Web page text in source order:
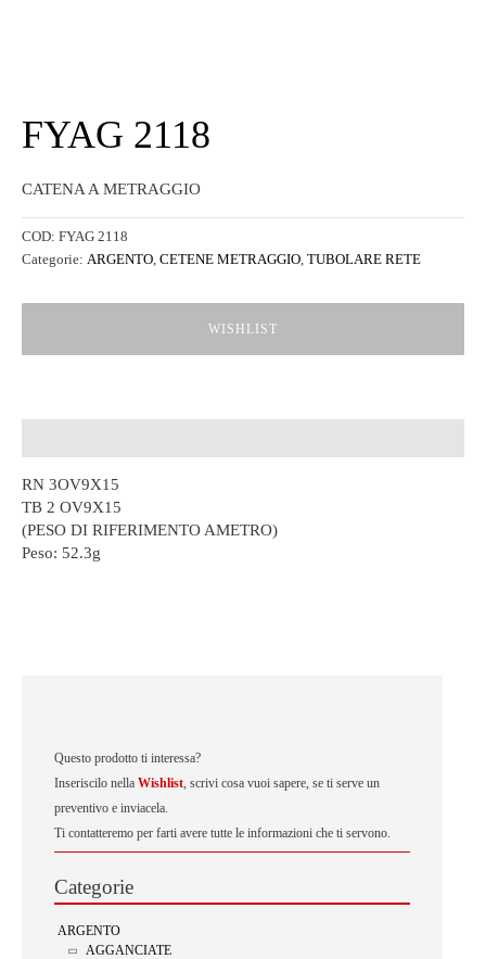
Questo prodotto ti interessa?
Inseriscilo nella Wishlist, scrivi cosa vuoi sapere, se ti serve un
preventivo e inviacela.
Ti contatteremo per farti avere tutte le informazioni che ti servono.
Categorie
ARGENTO
AGGANCIATE
FYAG 2118
CATENA A METRAGGIO
COD: FYAG 2118
Categorie: ARGENTO, CETENE METRAGGIO, TUBOLARE RETE
WISHLIST
RN 3OV9X15
TB 2 OV9X15
(PESO DI RIFERIMENTO AMETRO)
Peso: 52.3g